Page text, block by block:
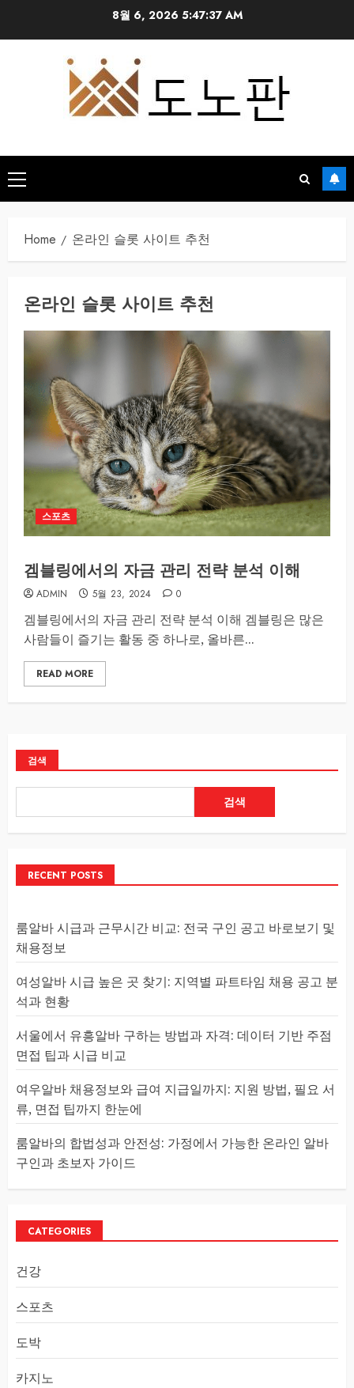
8월 6, 2026 5:47:38 AM
Primary
Menu
Home 온라인 슬롯 사이트 추천
온라인 슬롯 사이트 추천
스포츠
겜블링에서의 자금 관리 전략 분석 이해
ADMIN 5월 23, 2024 0
겜블링에서의 자금 관리 전략 분석 이해 겜블링은 많은
사람들이 즐기는 활동 중 하나로, 올바른...
READ MORE
검색
검색
RECENT POSTS
룸알바 시급과 근무시간 비교: 전국 구인 공고 바로보기 및
채용정보
여성알바 시급 높은 곳 찾기: 지역별 파트타임 채용 공고 분
석과 현황
서울에서 유흥알바 구하는 방법과 자격: 데이터 기반 주점
면접 팁과 시급 비교
여우알바 채용정보와 급여 지급일까지: 지원 방법, 필요 서
류, 면접 팁까지 한눈에
룸알바의 합법성과 안전성: 가정에서 가능한 온라인 알바
구인과 초보자 가이드
CATEGORIES
건강
스포츠
도박
카지노